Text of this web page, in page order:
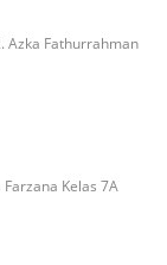
Azka Fathurrahman
Farzana Kelas 7A